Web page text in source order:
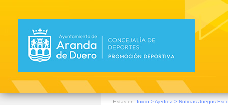
Estas en: Inicio >Ajedrez > Noticias Juegos